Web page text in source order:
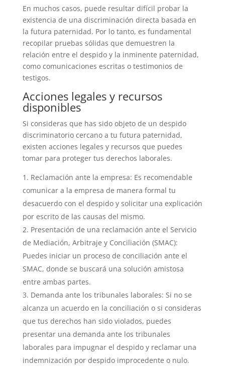
En muchos casos, puede resultar difícil probar la
existencia de una discriminación directa basada en
la futura paternidad. Por lo tanto, es fundamental
recopilar pruebas sólidas que demuestren la
relación entre el despido y la inminente paternidad,
como comunicaciones escritas o testimonios de
testigos.
Acciones legales y recursos
disponibles
Si consideras que has sido objeto de un despido
discriminatorio cercano a tu futura paternidad,
existen acciones legales y recursos que puedes
tomar para proteger tus derechos laborales.
Reclamación ante la empresa: Es recomendable
comunicar a la empresa de manera formal tu
desacuerdo con el despido y solicitar una explicación
por escrito de las causas del mismo.
Presentación de una reclamación ante el Servicio
de Mediación, Arbitraje y Conciliación (SMAC):
Puedes iniciar un proceso de conciliación ante el
SMAC, donde se buscará una solución amistosa
entre ambas partes.
Demanda ante los tribunales laborales: Si no se
alcanza un acuerdo en la conciliación o si consideras
que tus derechos han sido violados, puedes
presentar una demanda ante los tribunales
laborales para impugnar el despido y reclamar una
indemnización por despido improcedente o nulo.